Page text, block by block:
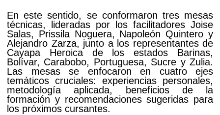
En este sentido, se conformaron tres mesas
técnicas, lideradas por los facilitadores Joise
Salas, Prissila Noguera, Napoleón Quintero y
Alejandro Zarza, junto a los representantes de
Cayapa Heroica de los estados Barinas,
Bolívar, Carabobo, Portuguesa, Sucre y Zulia.
Las mesas se enfocaron en cuatro ejes
temáticos cruciales: experiencias personales,
metodología aplicada, beneficios de la
formación y recomendaciones sugeridas para
los próximos cursantes.